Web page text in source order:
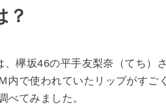
？
、欅坂46の平手友梨奈（てち）
内で使われていたリップがすご
べてみました。